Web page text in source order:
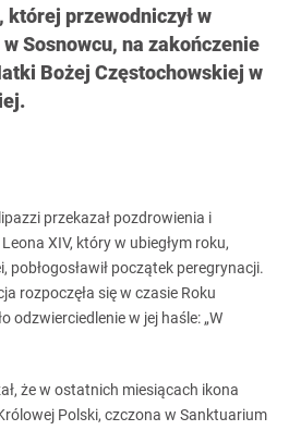
przewodniczył w
Sosnowcu, na zakończenie
Bożej Częstochowskiej w
przekazał pozdrowienia i
XIV, który w ubiegłym roku,
pobłogosławił początek peregrynacji.
rozpoczęła się w czasie Roku
odzwierciedlenie w jej haśle: „W
że w ostatnich miesiącach ikona
Polski, czczona w Sanktuarium